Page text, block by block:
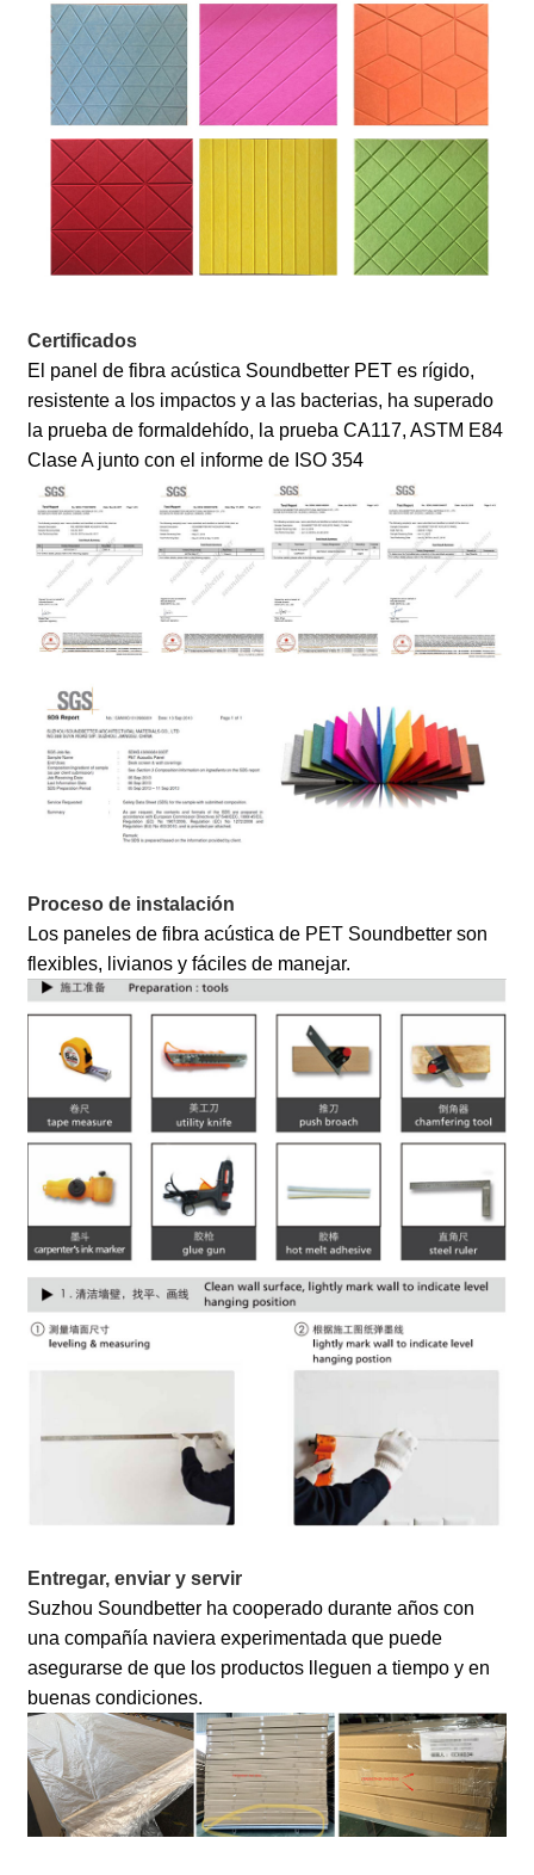
Certificados
El panel de fibra acústica Soundbetter PET es rígido,
resistente a los impactos y a las bacterias, ha superado
la prueba de formaldehído, la prueba CA117, ASTM E84
Clase A junto con el informe de ISO 354
Proceso de instalación
Los paneles de fibra acústica de PET Soundbetter son
flexibles, livianos y fáciles de manejar.
Entregar, enviar y servir
Suzhou Soundbetter ha cooperado durante años con
una compañía naviera experimentada que puede
asegurarse de que los productos lleguen a tiempo y en
buenas condiciones.